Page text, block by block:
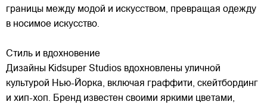
границы между модой и искусством, превращая одежду
в носимое искусство.
Стиль и вдохновение
Дизайны Kidsuper Studios вдохновлены уличной
культурой Нью-Йорка, включая граффити, скейтбординг
и хип-хоп. Бренд известен своими яркими цветами,